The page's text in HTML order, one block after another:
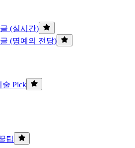
(실시간)
(명예의 전당)
술 Pick
팁